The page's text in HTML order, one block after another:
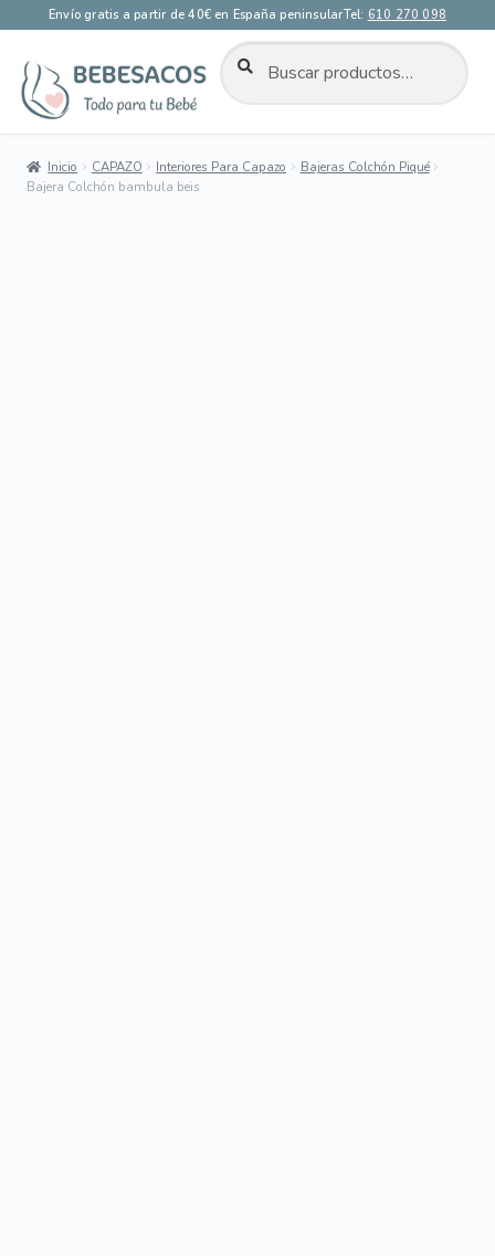
Envío gratis a partir de 40€ en España peninsularTel: 610 270 098
navegación
Buscar
por:
BUSCAR
Inicio CAPAZO Interiores Para Capazo
Bajeras Colchón Piqué
Bajera Colchón bambula beis